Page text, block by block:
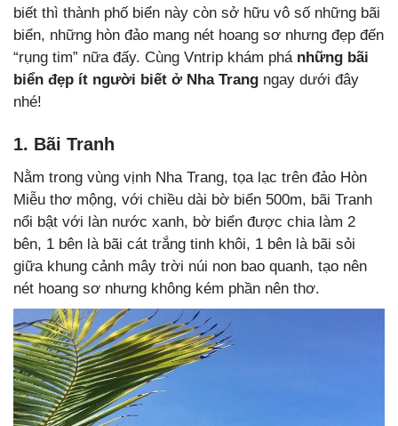
biết thì thành phố biển này còn sở hữu vô số những bãi
biển, những hòn đảo mang nét hoang sơ nhưng đẹp đến
“rụng tim” nữa đấy. Cùng Vntrip khám phá những bãi
biển đẹp ít người biết ở Nha Trang ngay dưới đây
nhé!
1. Bãi Tranh
Nằm trong vùng vịnh Nha Trang, tọa lạc trên đảo Hòn
Miễu thơ mộng, với chiều dài bờ biển 500m, bãi Tranh
nổi bật với làn nước xanh, bờ biển được chia làm 2
bên, 1 bên là bãi cát trắng tinh khôi, 1 bên là bãi sỏi
giữa khung cảnh mây trời núi non bao quanh, tạo nên
nét hoang sơ nhưng không kém phần nên thơ.